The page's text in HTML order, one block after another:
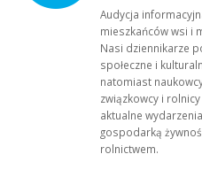
Audycja
mieszkańców wsi i
Nasi dziennikarze
społeczne i
natomiast
związkowcy i
aktualne
gospodarką
rolnictwem.